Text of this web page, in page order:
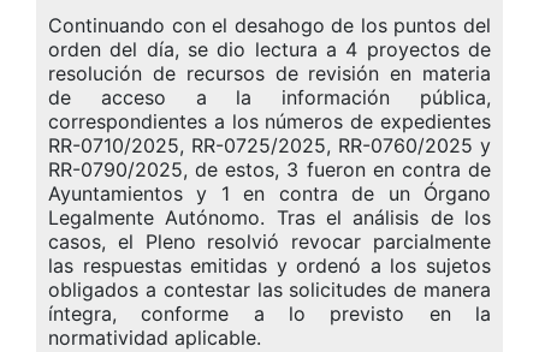
Continuando con el desahogo de los puntos del
orden del día, se dio lectura a 4 proyectos de
resolución de recursos de revisión en materia
de acceso a la información pública,
correspondientes a los números de expedientes
RR-0710/2025, RR-0725/2025, RR-0760/2025 y
RR-0790/2025, de estos, 3 fueron en contra de
Ayuntamientos y 1 en contra de un Órgano
Legalmente Autónomo. Tras el análisis de los
casos, el Pleno resolvió revocar parcialmente
las respuestas emitidas y ordenó a los sujetos
obligados a contestar las solicitudes de manera
íntegra, conforme a lo previsto en la
normatividad aplicable.